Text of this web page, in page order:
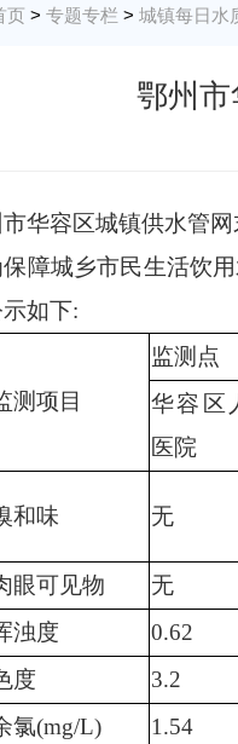
页 > 专题专栏 > 城镇每日水
鄂州市
华容区城镇供水管
保障城乡市民生活饮
如下:
测项目
监测点
华容区
医院
和味 无
眼可见物
无
浊度
0.62
度
3.2
氯(mg/L) 1.54